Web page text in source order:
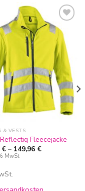
Zur
Wunschliste
hinzufügen
& VESTS
Fleecejacke
€– 149,96 €
MwSt